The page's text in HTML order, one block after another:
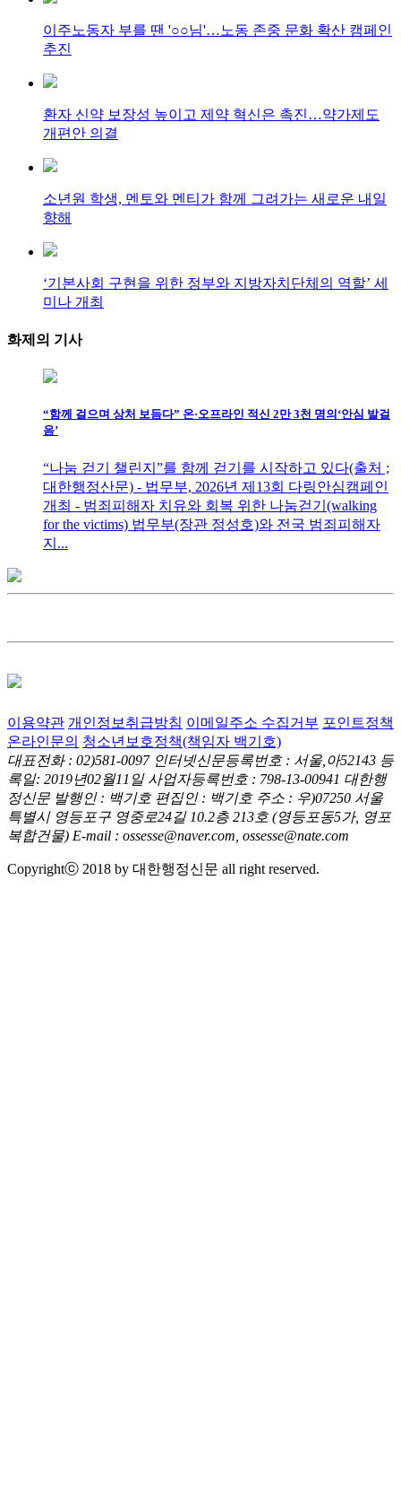
이주노동자 부를 땐 '○○님'…노동 존중 문화 확산 캠페인
추진
환자 신약 보장성 높이고 제약 혁신은 촉진…약가제도
개편안 의결
소년원 학생, 멘토와 멘티가 함께 그려가는 새로운 내일
향해
‘기본사회 구현을 위한 정부와 지방자치단체의 역할’ 세
미나 개최
화제의 기사
“함께 걸으며 상처 보듬다” 온·오프라인 적신 2만 3천 명의‘안심 발걸
음’
“나눔 걷기 챌린지”를 함께 걷기를 시작하고 있다(출처 ;
대한행정산문) - 법무부, 2026년 제13회 다링안심캠페인
개최 - 범죄피해자 치유와 회복 위한 나눔걷기(walking
for the victims) 법무부(장관 정성호)와 전국 범죄피해자
지...
이용약관 개인정보취급방침 이메일주소 수집거부 포인트정책
온라인문의 청소년보호정책(책임자 백기호)
대표전화 : 02)581-0097 인터넷신문등록번호 : 서울,아52143 등
록일: 2019년02월11일 사업자등록번호 : 798-13-00941 대한행
정신문 발행인 : 백기호 편집인 : 백기호 주소 : 우)07250 서울
특별시 영등포구 영중로24길 10.2층 213호 (영등포동5가, 영포
복합건물) E-mail : ossesse@naver.com, ossesse@nate.com
Copyrightⓒ 2018 by 대한행정신문 all right reserved.